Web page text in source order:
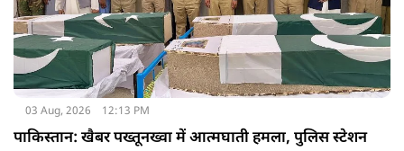
03 Aug, 2026 12:13 PM
पाकिस्तान: खैबर पख्तूनख्वा में आत्मघाती हमला, पुलिस स्टेशन